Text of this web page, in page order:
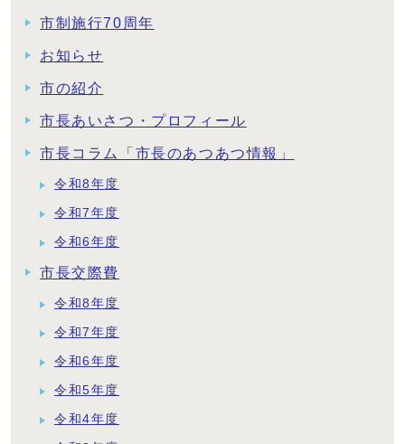
市制施行70周年
お知らせ
市の紹介
市長あいさつ・プロフィール
市長コラム「市長のあつあつ情報」
令和8年度
令和7年度
令和6年度
市長交際費
令和8年度
令和7年度
令和6年度
令和5年度
令和4年度